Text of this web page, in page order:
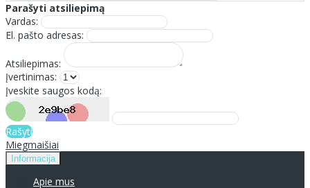
Parašyti atsiliepimą
Vardas:
El. pašto adresas:
Atsiliepimas:
Įvertinimas:
Įveskite saugos kodą:
Rašyti
Miegmaišiai
Informacija
Apie mus